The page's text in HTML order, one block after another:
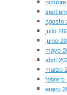
agosto
julio
junio
mayo
abril
marzo
febrero
enero